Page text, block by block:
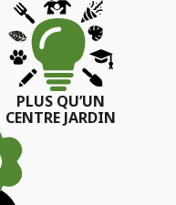
PLUS QU’UN
CENTRE JARDIN